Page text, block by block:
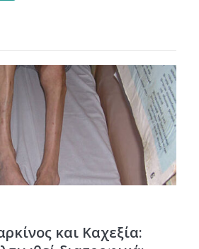
και Καχεξία: